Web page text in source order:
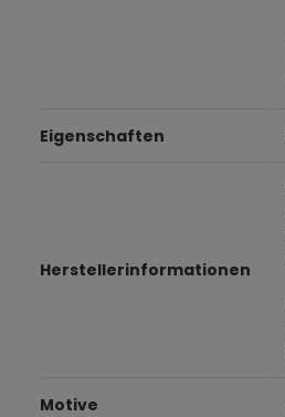
Eigenschaften
Herstellerinformationen
Motive